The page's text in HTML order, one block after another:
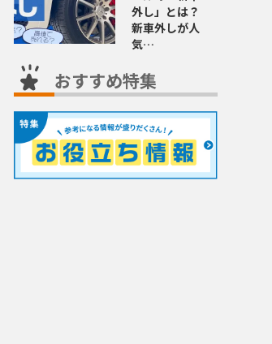
外し」とは？
新車外しが人
気…
おすすめ特集